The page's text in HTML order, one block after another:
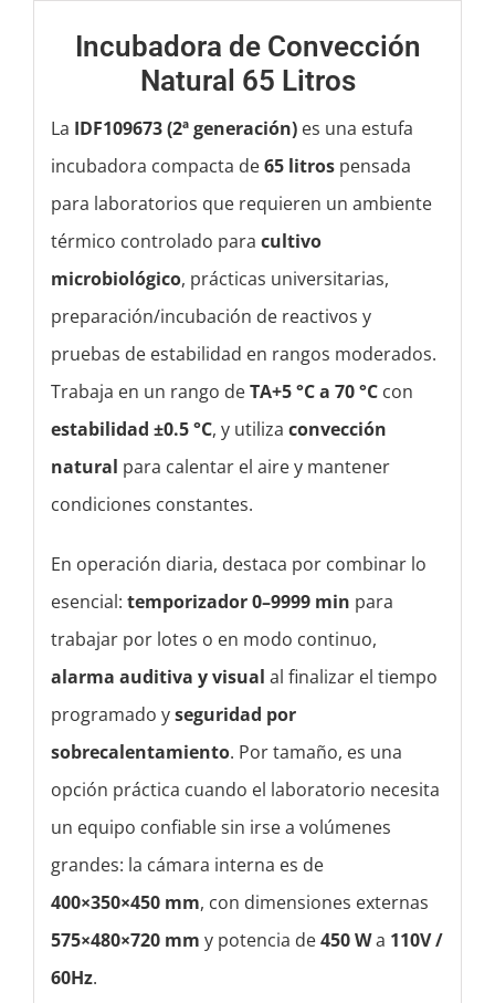
Incubadora de Convección
Natural 65 Litros
La IDF109673 (2ª generación) es una estufa
incubadora compacta de65 litros pensada
para laboratorios que requieren un ambiente
térmico controlado paracultivo
microbiológico, prácticas universitarias,
preparación/incubación de reactivos y
pruebas de estabilidad en rangos moderados.
Trabaja en un rango deTA+5 °C a 70 °C con
estabilidad ±0.5 °C, y utilizaconvección
natural para calentar el aire y mantener
condiciones constantes.
En operación diaria, destaca por combinar lo
esencial:temporizador 0–9999 min para
trabajar por lotes o en modo continuo,
alarma auditiva y visual al finalizar el tiempo
programado yseguridad por
sobrecalentamiento. Por tamaño, es una
opción práctica cuando el laboratorio necesita
un equipo confiable sin irse a volúmenes
grandes: la cámara interna es de
400×350×450 mm, con dimensiones externas
575×480×720 mm y potencia de450 Wa 110V /
60Hz.